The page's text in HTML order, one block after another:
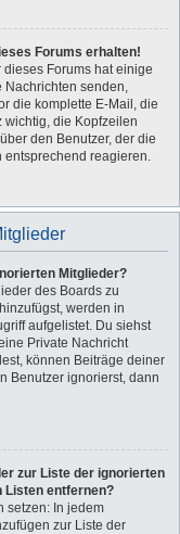
Forums erhalten!
Forums hat einige
Nachrichten senden,
die komplette E-Mail, die
wichtig, die Kopfzeilen
den Benutzer, der die
entsprechend reagieren.
Mitglieder?
des Boards zu
werden in
aufgelistet. Du siehst
Private Nachricht
können Beiträge deiner
Benutzer ignorierst, dann
zur Liste der ignorierten
Listen entfernen?
setzen: In jedem
zur Liste der